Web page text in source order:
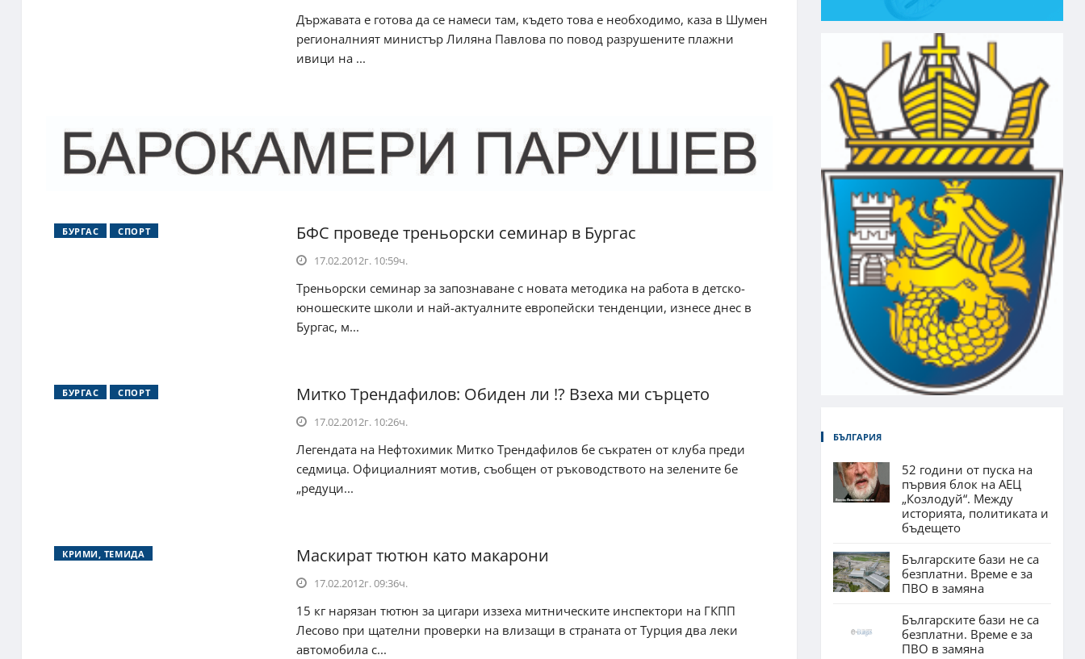
Държавата е готова да се намеси там, където това е необходимо, каза в Шумен
регионалният министър Лиляна Павлова по повод разрушените плажни
ивици на ...
БУРГАС СПОРТ БФС проведе треньорски семинар в Бургас
17.02.2012г. 10:59ч.
Треньорски семинар за запознаване с новата методика на работа в детско-
юношеските школи и най-актуалните европейски тенденции, изнесе днес в
Бургас, м...
БУРГАС СПОРТ Митко Трендафилов: Обиден ли !? Взеха ми сърцето
17.02.2012г. 10:26ч.
Легендата на Нефтохимик Митко Трендафилов бе съкратен от клуба преди
седмица. Официалният мотив, съобщен от ръководството на зелените бе
„редуци...
КРИМИ, ТЕМИДА Маскират тютюн като макарони
17.02.2012г. 09:36ч.
15 кг нарязан тютюн за цигари иззеха митническите инспектори на ГКПП
Лесово при щателни проверки на влизащи в страната от Турция два леки
автомобила с...
БЪЛГАРИЯ
52 години от пуска на
първия блок на АЕЦ
„Козлодуй“. Между
историята, политиката и
бъдещето
Българските бази не са
безплатни. Време е за
ПВО в замяна
Българските бази не са
безплатни. Време е за
ПВО в замяна